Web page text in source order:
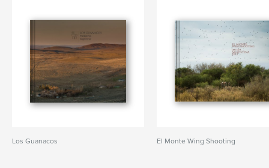
Los Guanacos El Monte Wing Shooting